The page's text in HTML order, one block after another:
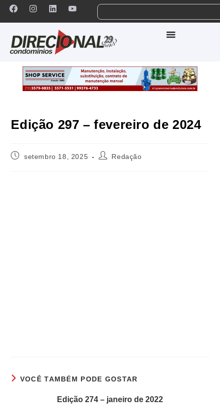
Edição 297 – fevereiro de 2024
setembro 18, 2025 Redação
VOCÊ TAMBÉM PODE GOSTAR
Edição 274 – janeiro de 2022